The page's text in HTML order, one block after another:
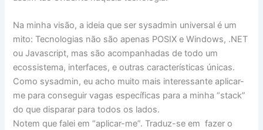
Na minha visão, a ideia que ser sysadmin universal é um
mito: Tecnologias não são apenas POSIX e Windows, .NET
ou Javascript, mas são acompanhadas de todo um
ecossistema, interfaces, e outras características únicas.
Como sysadmin, eu acho muito mais interessante aplicar-
me para conseguir vagas específicas para a minha “stack”
do que disparar para todos os lados.
Notem que falei em “aplicar-me”. Traduz-se em fazer o